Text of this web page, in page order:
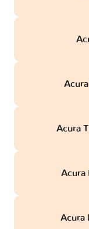
Acura
Acura
Acura